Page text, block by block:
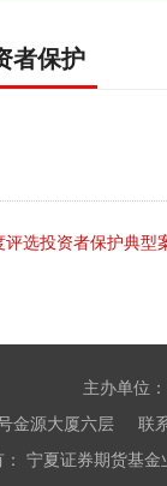
者保护
评选投资者保护典型
主办单位
号金源大厦六层
： 宁夏证券期货